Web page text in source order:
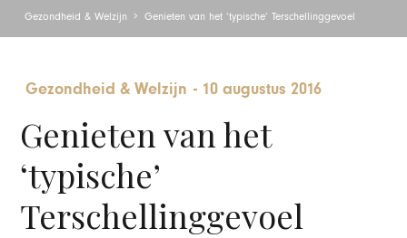
Gezondheid & Welzijn Genieten van het ‘typische’ Terschellinggevoel
Gezondheid & Welzijn - 10 augustus 2016
Genieten van het
‘typische’
Terschellinggevoel